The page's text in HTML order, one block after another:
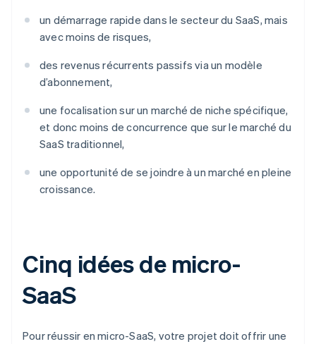
un démarrage rapide dans le secteur du SaaS, mais
avec moins de risques,
des revenus récurrents passifs via un modèle
d’abonnement,
une focalisation sur un marché de niche spécifique,
et donc moins de concurrence que sur le marché du
SaaS traditionnel,
une opportunité de se joindre à un marché en pleine
croissance.
Cinq idées de micro-
SaaS
Pour réussir en micro-SaaS, votre projet doit offrir une